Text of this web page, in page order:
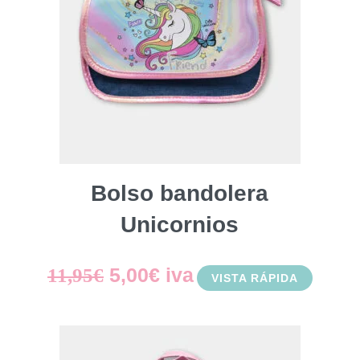
Bolso bandolera
Unicornios
11,95€ El
5,00€Eliva VISTA RÁPIDA